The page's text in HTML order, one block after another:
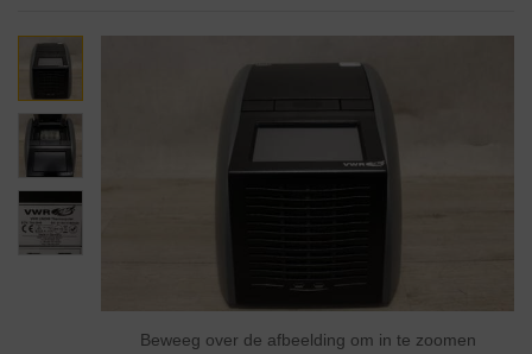
Beweeg over de afbeelding om in te zoomen